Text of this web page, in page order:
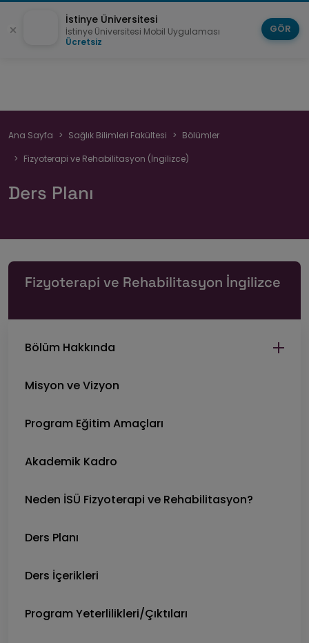
Sayfa
yolu
Ana Sayfa Sağlık Bilimleri Fakültesi
Bölümler
Fizyoterapi ve Rehabilitasyon (İngilizce)
Ders Planı
Fizyoterapi ve Rehabilitasyon İngilizce
Bölüm Hakkında
Misyon ve Vizyon
Program Eğitim Amaçları
Akademik Kadro
Neden İSÜ Fizyoterapi ve Rehabilitasyon?
Ders Planı
Ders İçerikleri
Program Yeterlilikleri/Çıktıları
İstinye Üniversitesi
İstinye Üniversitesi Mobil Uygulaması
Ücretsiz
GÖR